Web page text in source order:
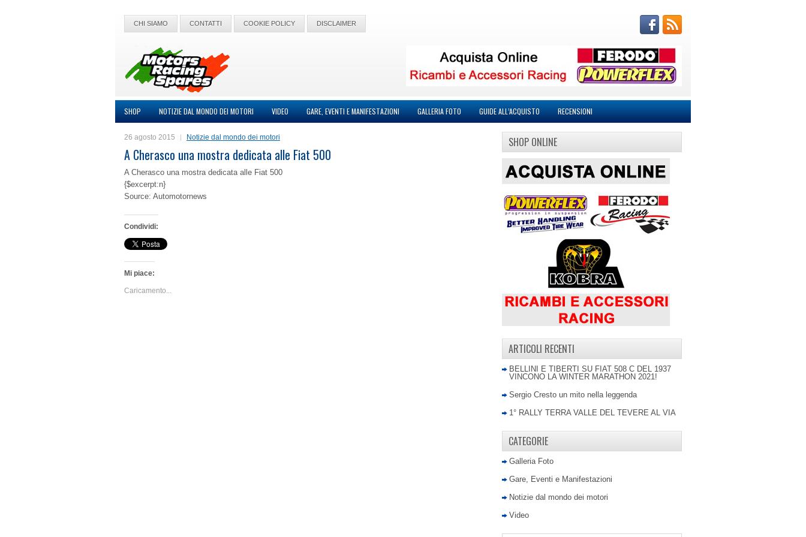
CHI SIAMO CONTATTI COOKIE POLICY DISCLAIMER
SHOP NOTIZIE DAL MONDO DEI MOTORI VIDEO GARE, EVENTI E MANIFESTAZIONI GALLERIA FOTO GUIDE ALL’ACQUISTO RECENSIONI
26 agosto 2015 Notizie dal mondo dei motori
A Cherasco una mostra dedicata alle Fiat 500
A Cherasco una mostra dedicata alle Fiat 500
{$excerpt:n}
Source: Automotornews
Condividi:
Mi piace:
Caricamento...
SHOP ONLINE
ARTICOLI RECENTI
BELLINI E TIBERTI SU FIAT 508 C DEL 1937
VINCONO LA WINTER MARATHON 2021!
Sergio Cresto un mito nella leggenda
1° RALLY TERRA VALLE DEL TEVERE AL VIA
CATEGORIE
Galleria Foto
Gare, Eventi e Manifestazioni
Notizie dal mondo dei motori
Video